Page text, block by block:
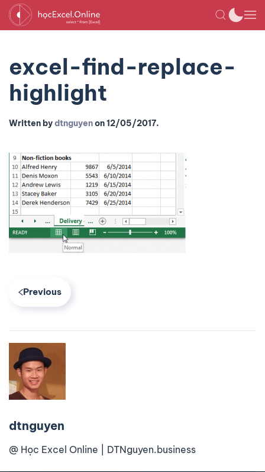
excel-find-replace-
highlight
Written bydtnguyenon12/05/2017.
Previous
dtnguyen
@ Học Excel Online | DTNguyen.business